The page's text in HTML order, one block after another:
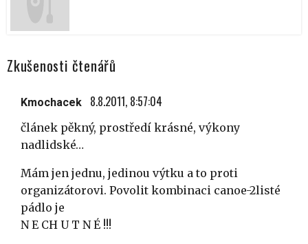
Zkušenosti čtenářů
Kmochacek 8.8.2011, 8:57:04
článek pěkný, prostředí krásné, výkony
nadlidské…
Mám jen jednu, jedinou výtku a to proti
organizátorovi. Povolit kombinaci canoe-2listé
pádlo je
N E CH U T N É !!!